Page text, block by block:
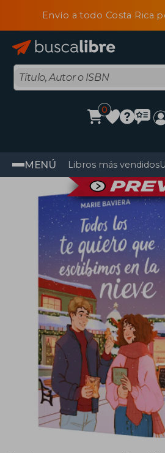
Envío a todo Costa Rica
0
MENÚ Libros más vendidos